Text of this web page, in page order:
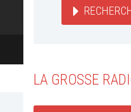
LA GROSSE